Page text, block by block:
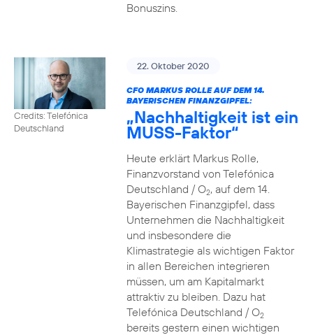
Bonuszins.
Credits: Telefónica
Deutschland
22. Oktober 2020
CFO MARKUS ROLLE AUF DEM 14.
BAYERISCHEN FINANZGIPFEL:
„Nachhaltigkeit ist ein
MUSS-Faktor“
Heute erklärt Markus Rolle,
Finanzvorstand von Telefónica
Deutschland / O2, auf dem 14.
Bayerischen Finanzgipfel, dass
Unternehmen die Nachhaltigkeit
und insbesondere die
Klimastrategie als wichtigen Faktor
in allen Bereichen integrieren
müssen, um am Kapitalmarkt
attraktiv zu bleiben. Dazu hat
Telefónica Deutschland / O2
bereits gestern einen wichtigen